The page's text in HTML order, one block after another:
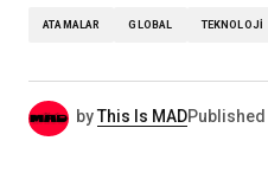
ATAMALAR GLOBAL TEKNOLOJI
byThis Is MADPublished